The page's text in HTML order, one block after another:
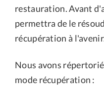
restauration. Avant
permettra de le
récupération à
Nous avons
mode récupération :